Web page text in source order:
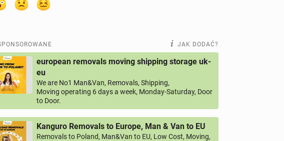
JAK DODAĆ?
european removals moving shipping storage uk-
eu
We are No1 Man&Van, Removals, Shipping,
Moving operating 6 days a week, Monday-Saturday, Door
to Door.
Kanguro Removals to Europe, Man & Van to EU
Removals to Poland, Man&Van to EU, Low Cost, Moving,